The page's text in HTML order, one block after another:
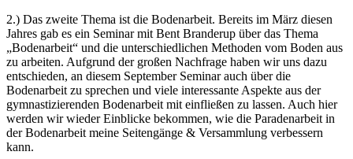
2.) Das zweite Thema ist die Bodenarbeit. Bereits im März diesen
Jahres gab es ein Seminar mit Bent Branderup über das Thema
„Bodenarbeit“ und die unterschiedlichen Methoden vom Boden aus
zu arbeiten. Aufgrund der großen Nachfrage haben wir uns dazu
entschieden, an diesem September Seminar auch über die
Bodenarbeit zu sprechen und viele interessante Aspekte aus der
gymnastizierenden Bodenarbeit mit einfließen zu lassen. Auch hier
werden wir wieder Einblicke bekommen, wie die Paradenarbeit in
der Bodenarbeit meine Seitengänge & Versammlung verbessern
kann.